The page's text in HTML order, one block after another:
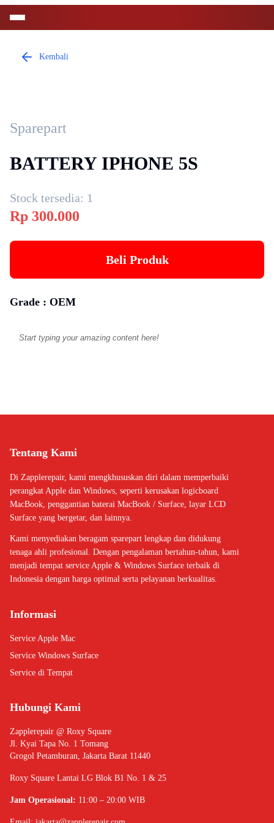
Kembali
Sparepart
BATTERY IPHONE 5S
Stock tersedia: 1
Rp 300.000
Beli Produk
Grade : OEM
Tentang Kami
Di Zapplerepair, kami mengkhususkan diri dalam memperbaiki
perangkat Apple dan Windows, seperti kerusakan logicboard
MacBook, penggantian baterai MacBook / Surface, layar LCD
Surface yang bergetar, dan lainnya.
Kami menyediakan beragam sparepart lengkap dan didukung
tenaga ahli profesional. Dengan pengalaman bertahun-tahun, kami
menjadi tempat service Apple & Windows Surface terbaik di
Indonesia dengan harga optimal serta pelayanan berkualitas.
Informasi
Service Apple Mac
Service Windows Surface
Service di Tempat
Hubungi Kami
Zapplerepair @ Roxy Square
Jl. Kyai Tapa No. 1 Tomang
Grogol Petamburan, Jakarta Barat 11440
Roxy Square Lantai LG Blok B1 No. 1 & 25
Jam Operasional: 11:00 – 20:00 WIB